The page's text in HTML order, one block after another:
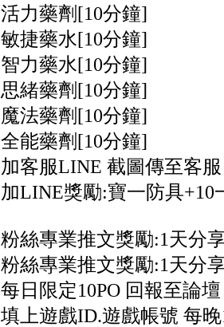
活力藥劑[10分鐘]
敏捷藥水[10分鐘]
智力藥水[10分鐘]
思緒藥劑[10分鐘]
魔法藥劑[10分鐘]
全能藥劑[10分鐘]
加客服LINE 截圖傳至客服
加LINE獎勵:寶一防具+10
粉絲專業推文獎勵:1天分
粉絲專業推文獎勵:1天分
每日限定10PO 回報至論
填上遊戲ID.遊戲帳號 每